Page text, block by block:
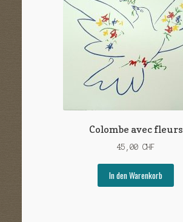
Widerrufsbelehrung
Zahlungsarten
Colombe avec fleurs
45,00 CHF
In den Warenkorb